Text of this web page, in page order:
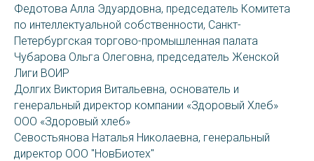
Федотова Алла Эдуардовна, председатель Комитета
по интеллектуальной собственности, Санкт-
Петербургская торгово-промышленная палата
Чубарова Ольга Олеговна, председатель Женской
Лиги ВОИР
Долгих Виктория Витальевна, основатель и
генеральный директор компании «Здоровый Хлеб»
ООО «Здоровый хлеб»
Севостьянова Наталья Николаевна, генеральный
директор ООО "НовБиотех"